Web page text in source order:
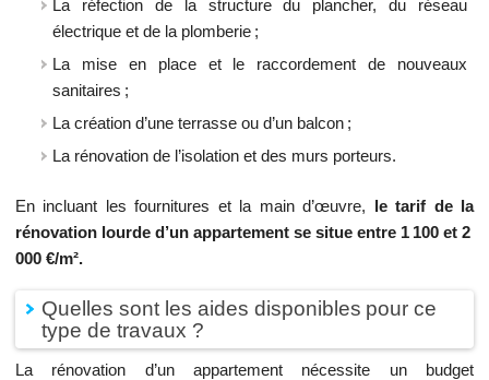
La réfection de la structure du plancher, du réseau
électrique et de la plomberie ;
La mise en place et le raccordement de nouveaux
sanitaires ;
La création d’une terrasse ou d’un balcon ;
La rénovation de l’isolation et des murs porteurs.
En incluant les fournitures et la main d’œuvre, le tarif de la
rénovation lourde d’un appartement se situe entre 1 100 et 2
000 €/m².
Quelles sont les aides disponibles pour ce
type de travaux ?
La rénovation d’un appartement nécessite un budget